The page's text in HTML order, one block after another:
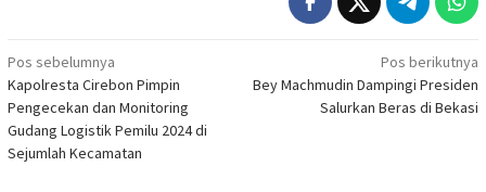
Navigasi
pos
Pos sebelumnya
Kapolresta Cirebon Pimpin
Pengecekan dan Monitoring
Gudang Logistik Pemilu 2024 di
Sejumlah Kecamatan
Pos berikutnya
Bey Machmudin Dampingi Presiden
Salurkan Beras di Bekasi